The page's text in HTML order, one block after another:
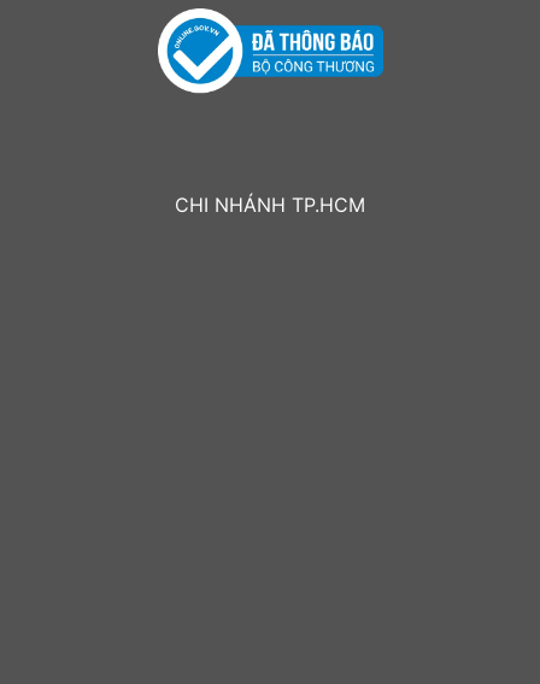
CHI NHÁNH TP.HCM